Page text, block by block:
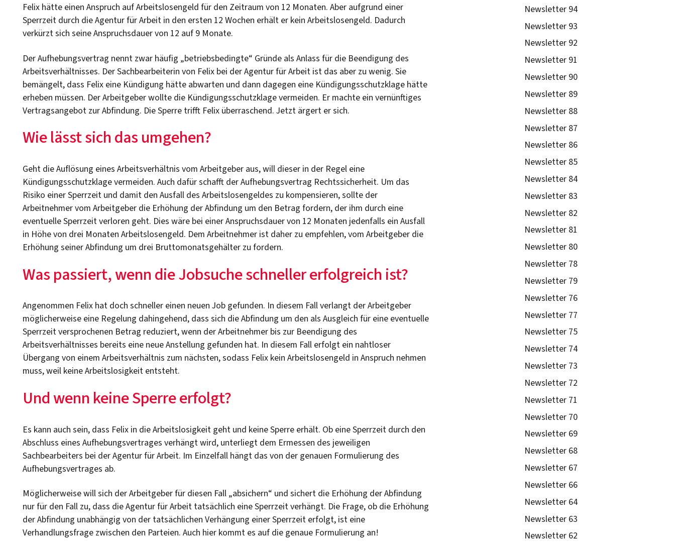
Felix hätte einen Anspruch auf Arbeitslosengeld für den Zeitraum von 12 Monaten. Aber aufgrund einer
Sperrzeit durch die Agentur für Arbeit in den ersten 12 Wochen erhält er kein Arbeitslosengeld. Dadurch
verkürzt sich seine Anspruchsdauer von 12 auf 9 Monate.
Der Aufhebungsvertrag nennt zwar häufig „betriebsbedingte“ Gründe als Anlass für die Beendigung des
Arbeitsverhältnisses. Der Sachbearbeiterin von Felix bei der Agentur für Arbeit ist das aber zu wenig. Sie
bemängelt, dass Felix eine Kündigung hätte abwarten und dann dagegen eine Kündigungsschutzklage hätte
erheben müssen. Der Arbeitgeber wollte die Kündigungsschutzklage vermeiden. Er machte ein vernünftiges
Vertragsangebot zur Abfindung. Die Sperre trifft Felix überraschend. Jetzt ärgert er sich.
Wie lässt sich das umgehen?
Geht die Auflösung eines Arbeitsverhältnis vom Arbeitgeber aus, will dieser in der Regel eine
Kündigungsschutzklage vermeiden. Auch dafür schafft der Aufhebungsvertrag Rechtssicherheit. Um das
Risiko einer Sperrzeit und damit den Ausfall des Arbeitslosengeldes zu kompensieren, sollte der
Arbeitnehmer vom Arbeitgeber die Erhöhung der Abfindung um den Betrag fordern, der ihm durch eine
eventuelle Sperrzeit verloren geht. Dies wäre bei einer Anspruchsdauer von 12 Monaten jedenfalls ein Ausfall
in Höhe von drei Monaten Arbeitslosengeld. Dem Arbeitnehmer ist daher zu empfehlen, vom Arbeitgeber die
Erhöhung seiner Abfindung um drei Bruttomonatsgehälter zu fordern.
Was passiert, wenn die Jobsuche schneller erfolgreich ist?
Angenommen Felix hat doch schneller einen neuen Job gefunden. In diesem Fall verlangt der Arbeitgeber
möglicherweise eine Regelung dahingehend, dass sich die Abfindung um den als Ausgleich für eine eventuelle
Sperrzeit versprochenen Betrag reduziert, wenn der Arbeitnehmer bis zur Beendigung des
Arbeitsverhältnisses bereits eine neue Anstellung gefunden hat. In diesem Fall erfolgt ein nahtloser
Übergang von einem Arbeitsverhältnis zum nächsten, sodass Felix kein Arbeitslosengeld in Anspruch nehmen
muss, weil keine Arbeitslosigkeit entsteht.
Und wenn keine Sperre erfolgt?
Es kann auch sein, dass Felix in die Arbeitslosigkeit geht und keine Sperre erhält. Ob eine Sperrzeit durch den
Abschluss eines Aufhebungsvertrages verhängt wird, unterliegt dem Ermessen des jeweiligen
Sachbearbeiters bei der Agentur für Arbeit. Im Einzelfall hängt das von der genauen Formulierung des
Aufhebungsvertrages ab.
Möglicherweise will sich der Arbeitgeber für diesen Fall „absichern“ und sichert die Erhöhung der Abfindung
nur für den Fall zu, dass die Agentur für Arbeit tatsächlich eine Sperrzeit verhängt. Die Frage, ob die Erhöhung
der Abfindung unabhängig von der tatsächlichen Verhängung einer Sperrzeit erfolgt, ist eine
Verhandlungsfrage zwischen den Parteien. Auch hier kommt es auf die genaue Formulierung an!
Newsletter 94
Newsletter 93
Newsletter 92
Newsletter 91
Newsletter 90
Newsletter 89
Newsletter 88
Newsletter 87
Newsletter 86
Newsletter 85
Newsletter 84
Newsletter 83
Newsletter 82
Newsletter 81
Newsletter 80
Newsletter 78
Newsletter 79
Newsletter 76
Newsletter 77
Newsletter 75
Newsletter 74
Newsletter 73
Newsletter 72
Newsletter 71
Newsletter 70
Newsletter 69
Newsletter 68
Newsletter 67
Newsletter 66
Newsletter 64
Newsletter 63
Newsletter 62